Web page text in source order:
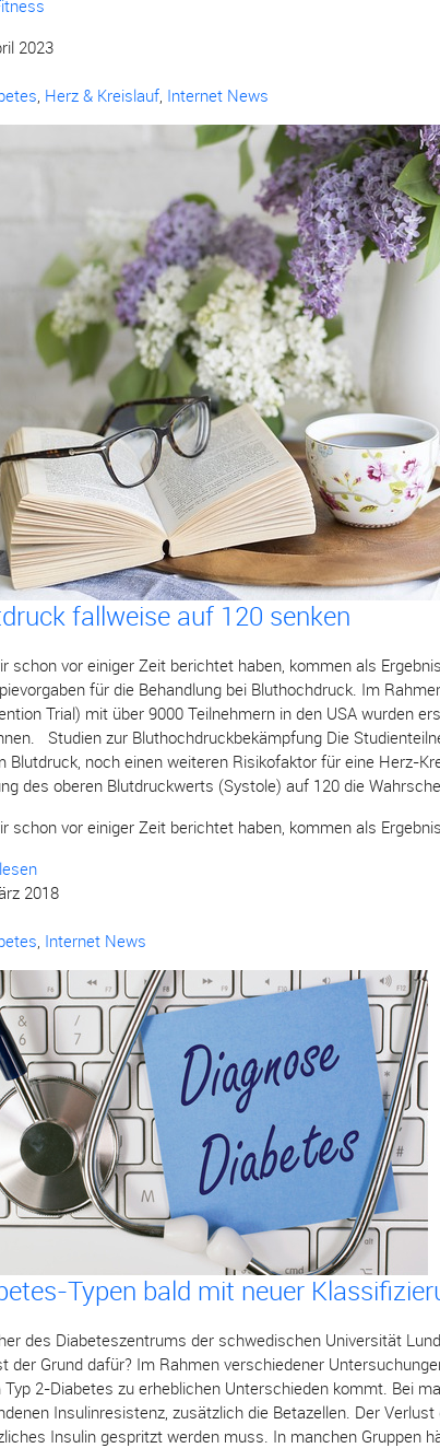
2023
, Herz & Kreislauf, Internet News
fallweise auf 120 senken
schon vor einiger Zeit berichtet haben, kommen als
für die Behandlung bei Bluthochdruck. Im
Trial) mit über 9000 Teilnehmern in den USA wurden
Studien zur Bluthochdruckbekämpfung Die
Blutdruck, noch einen weiteren Risikofaktor für eine Herz-
des oberen Blutdruckwerts (Systole) auf 120 die
schon vor einiger Zeit berichtet haben, kommen als
2018
, Internet News
Typen bald mit neuer
des Diabeteszentrums der schwedischen Universität
der Grund dafür? Im Rahmen verschiedener
Typ 2-Diabetes zu erheblichen Unterschieden kommt. Bei
Insulinresistenz, zusätzlich die Betazellen. Der
Insulin gespritzt werden muss. In manchen Gruppen